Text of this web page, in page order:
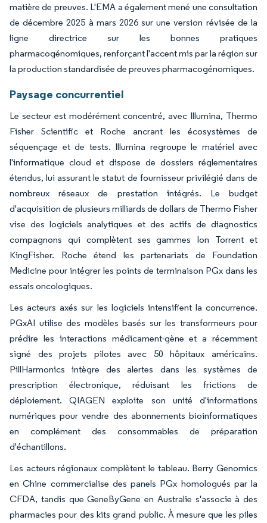
matière de preuves. L'EMA a également mené une consultation
de décembre 2025 à mars 2026 sur une version révisée de la
ligne directrice sur les bonnes pratiques
pharmacogénomiques, renforçant l'accent mis par la région sur
la production standardisée de preuves pharmacogénomiques.
Paysage concurrentiel
Le secteur est modérément concentré, avec Illumina, Thermo
Fisher Scientific et Roche ancrant les écosystèmes de
séquençage et de tests. Illumina regroupe le matériel avec
l'informatique cloud et dispose de dossiers réglementaires
étendus, lui assurant le statut de fournisseur privilégié dans de
nombreux réseaux de prestation intégrés. Le budget
d'acquisition de plusieurs milliards de dollars de Thermo Fisher
vise des logiciels analytiques et des actifs de diagnostics
compagnons qui complètent ses gammes Ion Torrent et
KingFisher. Roche étend les partenariats de Foundation
Medicine pour intégrer les points de terminaison PGx dans les
essais oncologiques.
Les acteurs axés sur les logiciels intensifient la concurrence.
PGxAI utilise des modèles basés sur les transformeurs pour
prédire les interactions médicament-gène et a récemment
signé des projets pilotes avec 50 hôpitaux américains.
PillHarmonics intègre des alertes dans les systèmes de
prescription électronique, réduisant les frictions de
déploiement. QIAGEN exploite son unité d'informations
numériques pour vendre des abonnements bioinformatiques
en complément des consommables de préparation
d'échantillons.
Les acteurs régionaux complètent le tableau. Berry Genomics
en Chine commercialise des panels PGx homologués par la
CFDA, tandis que GeneByGene en Australie s'associe à des
pharmacies pour des kits grand public. À mesure que les piles